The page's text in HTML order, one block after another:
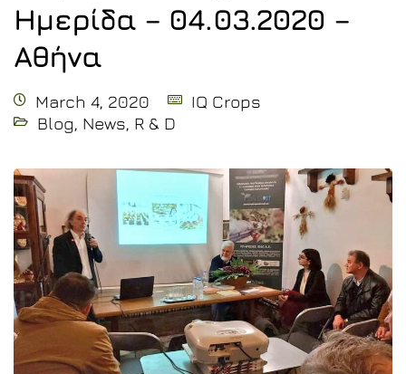
Ημερίδα – 04.03.2020 –
Αθήνα
March 4, 2020
IQ Crops
Blog, News, R & D